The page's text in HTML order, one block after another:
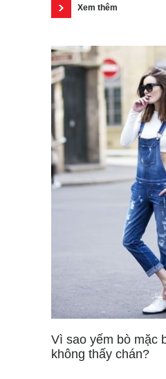
Xem thêm
Vì sao yếm bò mặc
không thấy chán?